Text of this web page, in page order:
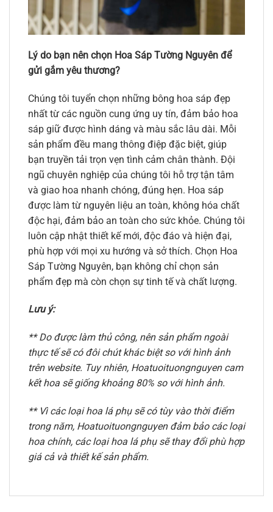
Lý do bạn nên chọn Hoa Sáp Tường Nguyên để
gửi gắm yêu thương?
Chúng tôi tuyển chọn những bông hoa sáp đẹp
nhất từ các nguồn cung ứng uy tín, đảm bảo hoa
sáp giữ được hình dáng và màu sắc lâu dài. Mỗi
sản phẩm đều mang thông điệp đặc biệt, giúp
bạn truyền tải trọn vẹn tình cảm chân thành. Đội
ngũ chuyên nghiệp của chúng tôi hỗ trợ tận tâm
và giao hoa nhanh chóng, đúng hẹn. Hoa sáp
được làm từ nguyên liệu an toàn, không hóa chất
độc hại, đảm bảo an toàn cho sức khỏe. Chúng tôi
luôn cập nhật thiết kế mới, độc đáo và hiện đại,
phù hợp với mọi xu hướng và sở thích. Chọn Hoa
Sáp Tường Nguyên, bạn không chỉ chọn sản
phẩm đẹp mà còn chọn sự tinh tế và chất lượng.
Lưu ý:
** Do được làm thủ công, nên sản phẩm ngoài
thực tế sẽ có đôi chút khác biệt so với hình ảnh
trên website. Tuy nhiên, Hoatuoituongnguyen cam
kết hoa sẽ giống khoảng 80% so với hình ảnh.
** Vì các loại hoa lá phụ sẽ có tùy vào thời điểm
trong năm, Hoatuoituongnguyen đảm bảo các loại
hoa chính, các loại hoa lá phụ sẽ thay đổi phù hợp
giá cả và thiết kế sản phẩm.